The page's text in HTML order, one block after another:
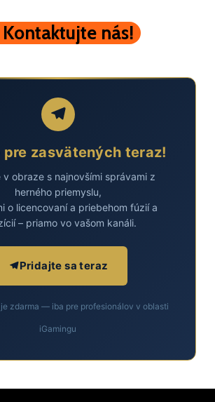
Kontaktujte nás!
pre zasvätených teraz!
v obraze s najnovšími správami z
herného priemyslu,
o licencovaní a priebehom fúzií a
– priamo vo vašom kanáli.
Pridajte sa teraz
zdarma — iba pre profesionálov v oblasti
iGamingu